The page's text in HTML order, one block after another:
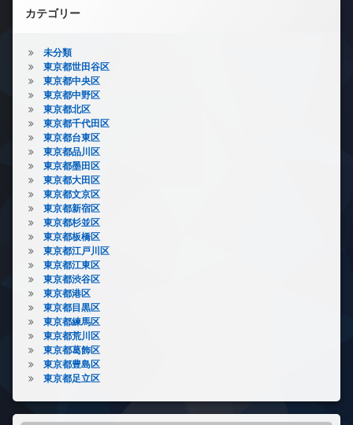
カテゴリー
未分類
東京都世田谷区
東京都中央区
東京都中野区
東京都北区
東京都千代田区
東京都台東区
東京都品川区
東京都墨田区
東京都大田区
東京都文京区
東京都新宿区
東京都杉並区
東京都板橋区
東京都江戸川区
東京都江東区
東京都渋谷区
東京都港区
東京都目黒区
東京都練馬区
東京都荒川区
東京都葛飾区
東京都豊島区
東京都足立区